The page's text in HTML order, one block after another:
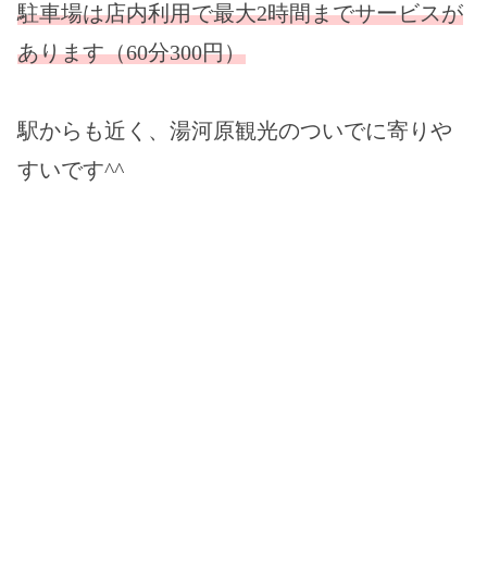
駐車場は店内利用で最大2時間までサービスが
あります（60分300円）
駅からも近く、湯河原観光のついでに寄りや
すいです^^